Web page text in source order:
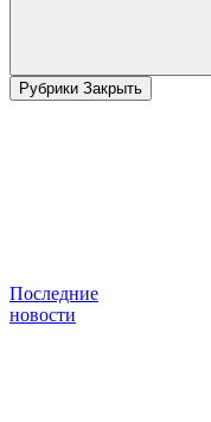
Рубрики Закрыть
Последние
новости